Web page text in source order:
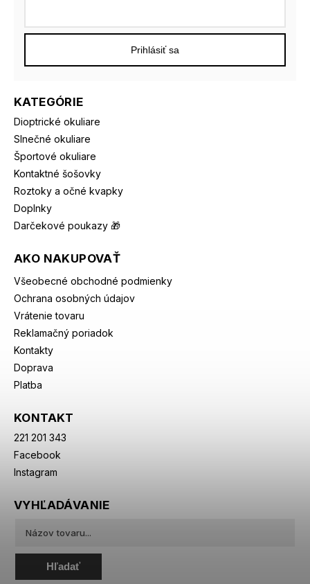
KATEGÓRIE
Dioptrické okuliare
Slnečné okuliare
Športové okuliare
Kontaktné šošovky
Roztoky a očné kvapky
Doplnky
Darčekové poukazy 🎁
AKO NAKUPOVAŤ
Všeobecné obchodné podmienky
Ochrana osobných údajov
Vrátenie tovaru
Reklamačný poriadok
Kontakty
Doprava
Platba
KONTAKT
221 201 343
Facebook
Instagram
Prihlásiť sa
VYHĽADÁVANIE
Hľadať